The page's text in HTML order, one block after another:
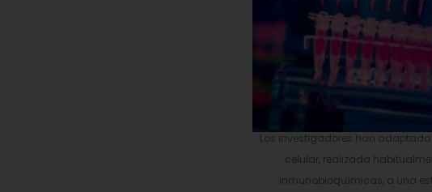
Los investigadores han
celular, realizada
inmunobioquímicas, a una